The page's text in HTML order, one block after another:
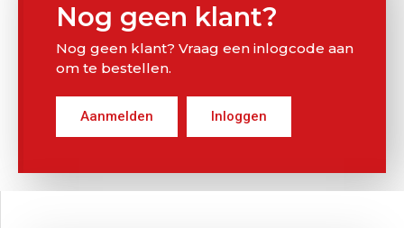
Nog geen klant?
Nog geen klant? Vraag een inlogcode aan
om te bestellen.
Aanmelden Inloggen